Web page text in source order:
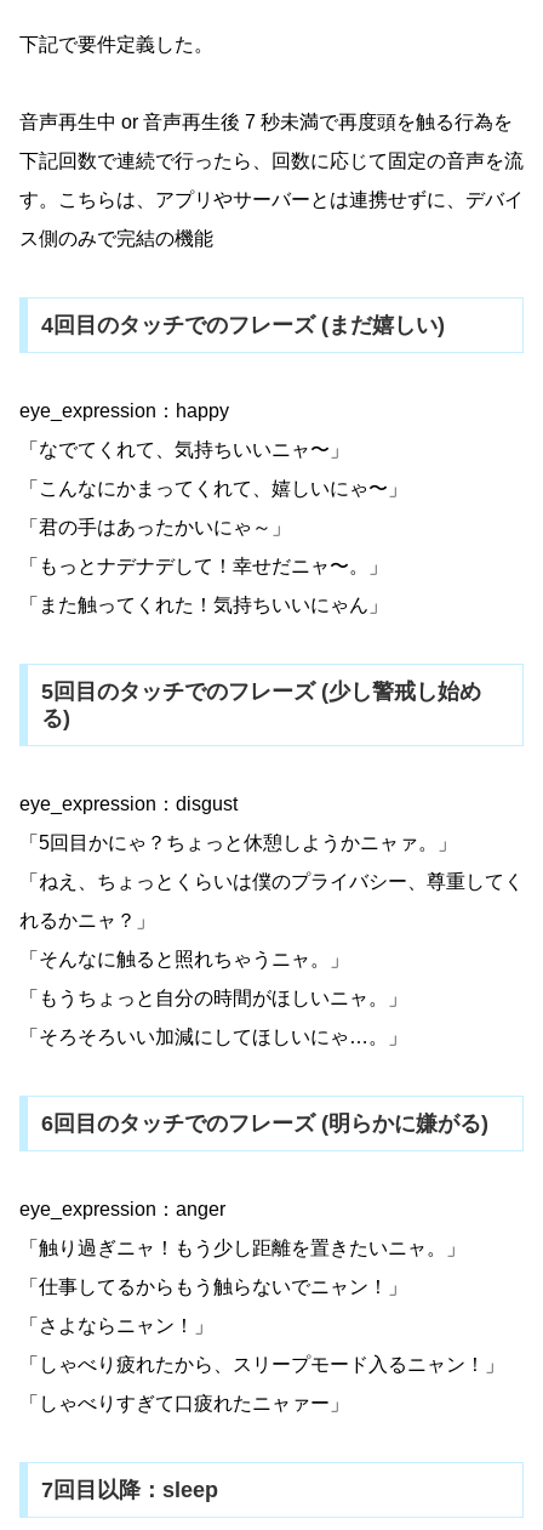
下記で要件定義した。
音声再生中 or 音声再生後 7 秒未満で再度頭を触る行為を
下記回数で連続で行ったら、回数に応じて固定の音声を流
す。こちらは、アプリやサーバーとは連携せずに、デバイ
ス側のみで完結の機能
4回目のタッチでのフレーズ (まだ嬉しい)
eye_expression：happy
「なでてくれて、気持ちいいニャ〜」
「こんなにかまってくれて、嬉しいにゃ〜」
「君の手はあったかいにゃ～」
「もっとナデナデして！幸せだニャ〜。」
「また触ってくれた！気持ちいいにゃん」
5回目のタッチでのフレーズ (少し警戒し始め
る)
eye_expression：disgust
「5回目かにゃ？ちょっと休憩しようかニャァ。」
「ねえ、ちょっとくらいは僕のプライバシー、尊重してく
れるかニャ？」
「そんなに触ると照れちゃうニャ。」
「もうちょっと自分の時間がほしいニャ。」
「そろそろいい加減にしてほしいにゃ…。」
6回目のタッチでのフレーズ (明らかに嫌がる)
eye_expression：anger
「触り過ぎニャ！もう少し距離を置きたいニャ。」
「仕事してるからもう触らないでニャン！」
「さよならニャン！」
「しゃべり疲れたから、スリープモード入るニャン！」
「しゃべりすぎて口疲れたニャァー」
7回目以降：sleep